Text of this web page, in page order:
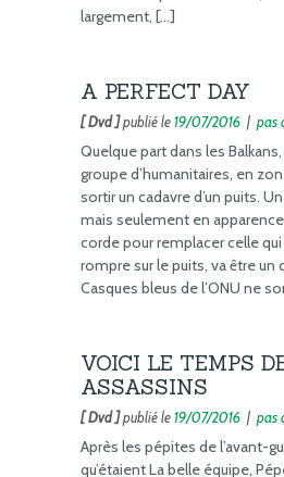
largement, […]
A PERFECT DAY
[ Dvd ]publié le19/07/2016 | pas
Quelque part dans les
groupe d’humanitaires, en
sortir un cadavre d’un puits.
mais seulement en
corde pour remplacer celle
rompre sur le puits, va être un
Casques bleus de l’ONU ne
VOICI LE TEMPS
ASSASSINS
[ Dvd ]publié le19/07/2016 | pas
Après les pépites de l’avant-
qu’étaient La belle équipe,